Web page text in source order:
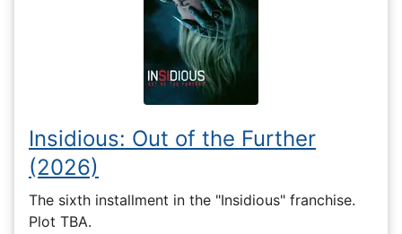
Insidious: Out of the Further
(2026)
The sixth installment in the "Insidious" franchise.
Plot TBA.